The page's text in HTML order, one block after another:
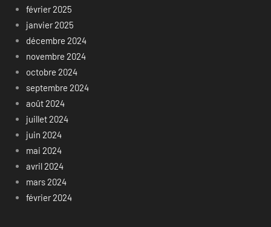
février 2025
janvier 2025
décembre 2024
novembre 2024
octobre 2024
septembre 2024
août 2024
juillet 2024
juin 2024
mai 2024
avril 2024
mars 2024
février 2024